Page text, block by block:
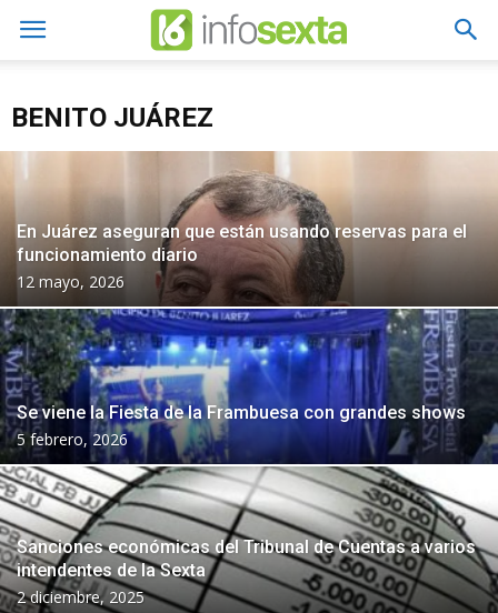
BENITO JUÁREZ
En Juárez aseguran que están usando reservas para el
funcionamiento diario
12 mayo, 2026
Se viene la Fiesta de la Frambuesa con grandes shows
5 febrero, 2026
Sanciones económicas del Tribunal de Cuentas a varios
intendentes de la Sexta
2 diciembre, 2025